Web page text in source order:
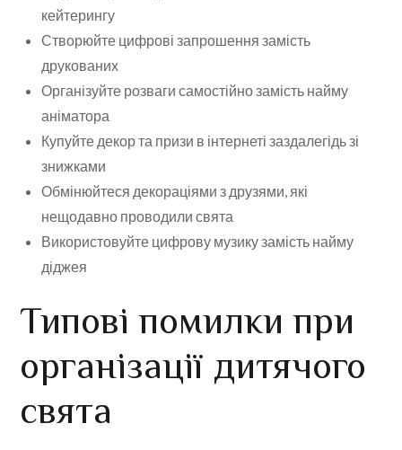
кейтерингу
Створюйте цифрові запрошення замість
друкованих
Організуйте розваги самостійно замість найму
аніматора
Купуйте декор та призи в інтернеті заздалегідь зі
знижками
Обмінюйтеся декораціями з друзями, які
нещодавно проводили свята
Використовуйте цифрову музику замість найму
діджея
Типові помилки при
організації дитячого
свята